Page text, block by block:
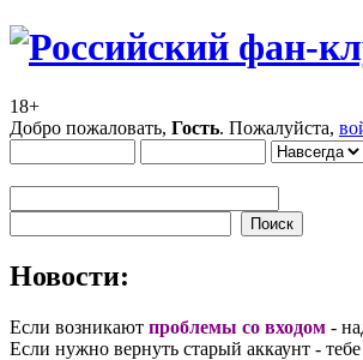
18+
Добро пожаловать, Гость. Пожалуйста,
Новости:
Если возникают проблемы со входом -
Если нужно вернуть старый аккаунт - тебе